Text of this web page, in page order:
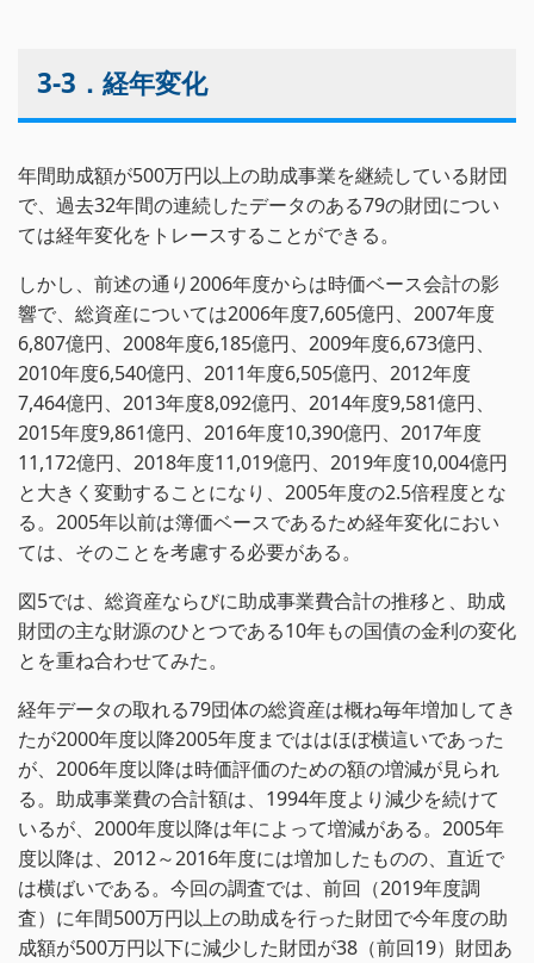
3-3．経年変化
年間助成額が500万円以上の助成事業を継続している財団
で、過去32年間の連続したデータのある79の財団につい
ては経年変化をトレースすることができる。
しかし、前述の通り2006年度からは時価ベース会計の影
響で、総資産については2006年度7,605億円、2007年度
6,807億円、2008年度6,185億円、2009年度6,673億円、
2010年度6,540億円、2011年度6,505億円、2012年度
7,464億円、2013年度8,092億円、2014年度9,581億円、
2015年度9,861億円、2016年度10,390億円、2017年度
11,172億円、2018年度11,019億円、2019年度10,004億円
と大きく変動することになり、2005年度の2.5倍程度とな
る。2005年以前は簿価ベースであるため経年変化におい
ては、そのことを考慮する必要がある。
図5では、総資産ならびに助成事業費合計の推移と、助成
財団の主な財源のひとつである10年もの国債の金利の変化
とを重ね合わせてみた。
経年データの取れる79団体の総資産は概ね毎年増加してき
たが2000年度以降2005年度までははほぼ横這いであった
が、2006年度以降は時価評価のための額の増減が見られ
る。助成事業費の合計額は、1994年度より減少を続けて
いるが、2000年度以降は年によって増減がある。2005年
度以降は、2012～2016年度には増加したものの、直近で
は横ばいである。今回の調査では、前回（2019年度調
査）に年間500万円以上の助成を行った財団で今年度の助
成額が500万円以下に減少した財団が38（前回19）財団あ